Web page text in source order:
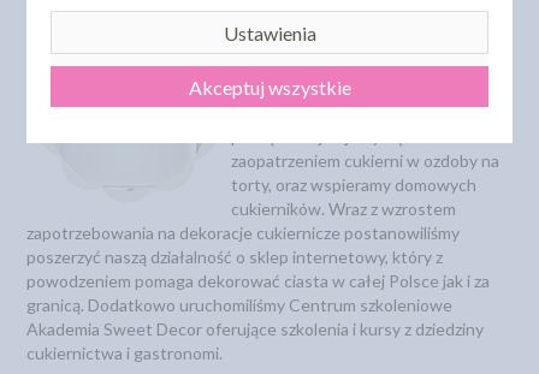
SWEET DECOR istnieje od 1992
roku na Polskim rynku. Od samego
zaopatrzeniem cukierni w ozdoby na
torty, oraz wspieramy domowych
cukierników. Wraz z wzrostem
zapotrzebowania na dekoracje cukiernicze postanowiliśmy
poszerzyć naszą działalność o sklep internetowy, który z
powodzeniem pomaga dekorować ciasta w całej Polsce jak i za
granicą. Dodatkowo uruchomiliśmy Centrum szkoleniowe
Akademia Sweet Decor oferujące szkolenia i kursy z dziedziny
cukiernictwa i gastronomi.
Ustawienia
Akceptuj wszystkie